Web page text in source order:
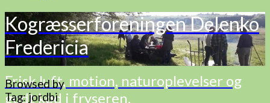
Kogræsserforeningen Delenko
Fredericia
Frisk luft, motion, naturoplevelser og
godt kød i fryseren.
Browsed by
Tag:jordbi